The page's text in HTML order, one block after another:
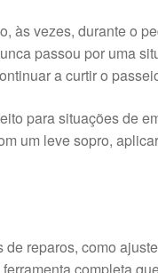
às vezes, durante o
passou por uma
a curtir o
para situações de
um leve sopro,
reparos, como